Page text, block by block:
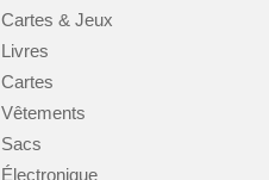
Cartes & Jeux
Livres
Cartes
Vêtements
Sacs
Électronique